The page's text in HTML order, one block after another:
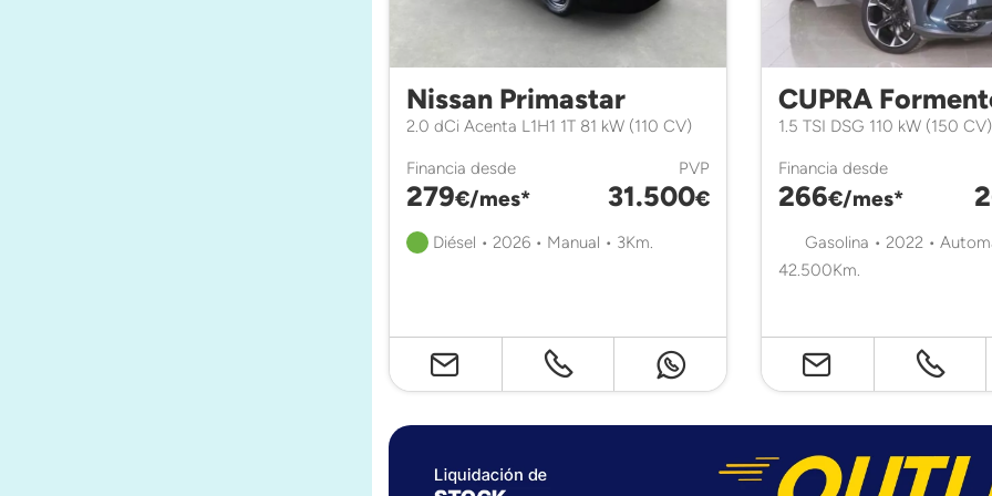
Nissan Primastar
2.0 dCi Acenta L1H1 1T 81 kW (110 CV)
Financia desde
279€/mes*
PVP
31.500€
Diésel • 2026 • Manual • 3Km.
CUPRA
1.5 TSI DSG 110 kW (150 CV)
Financia desde
266€/mes*
Gasolina • 2022 •
42.500Km.